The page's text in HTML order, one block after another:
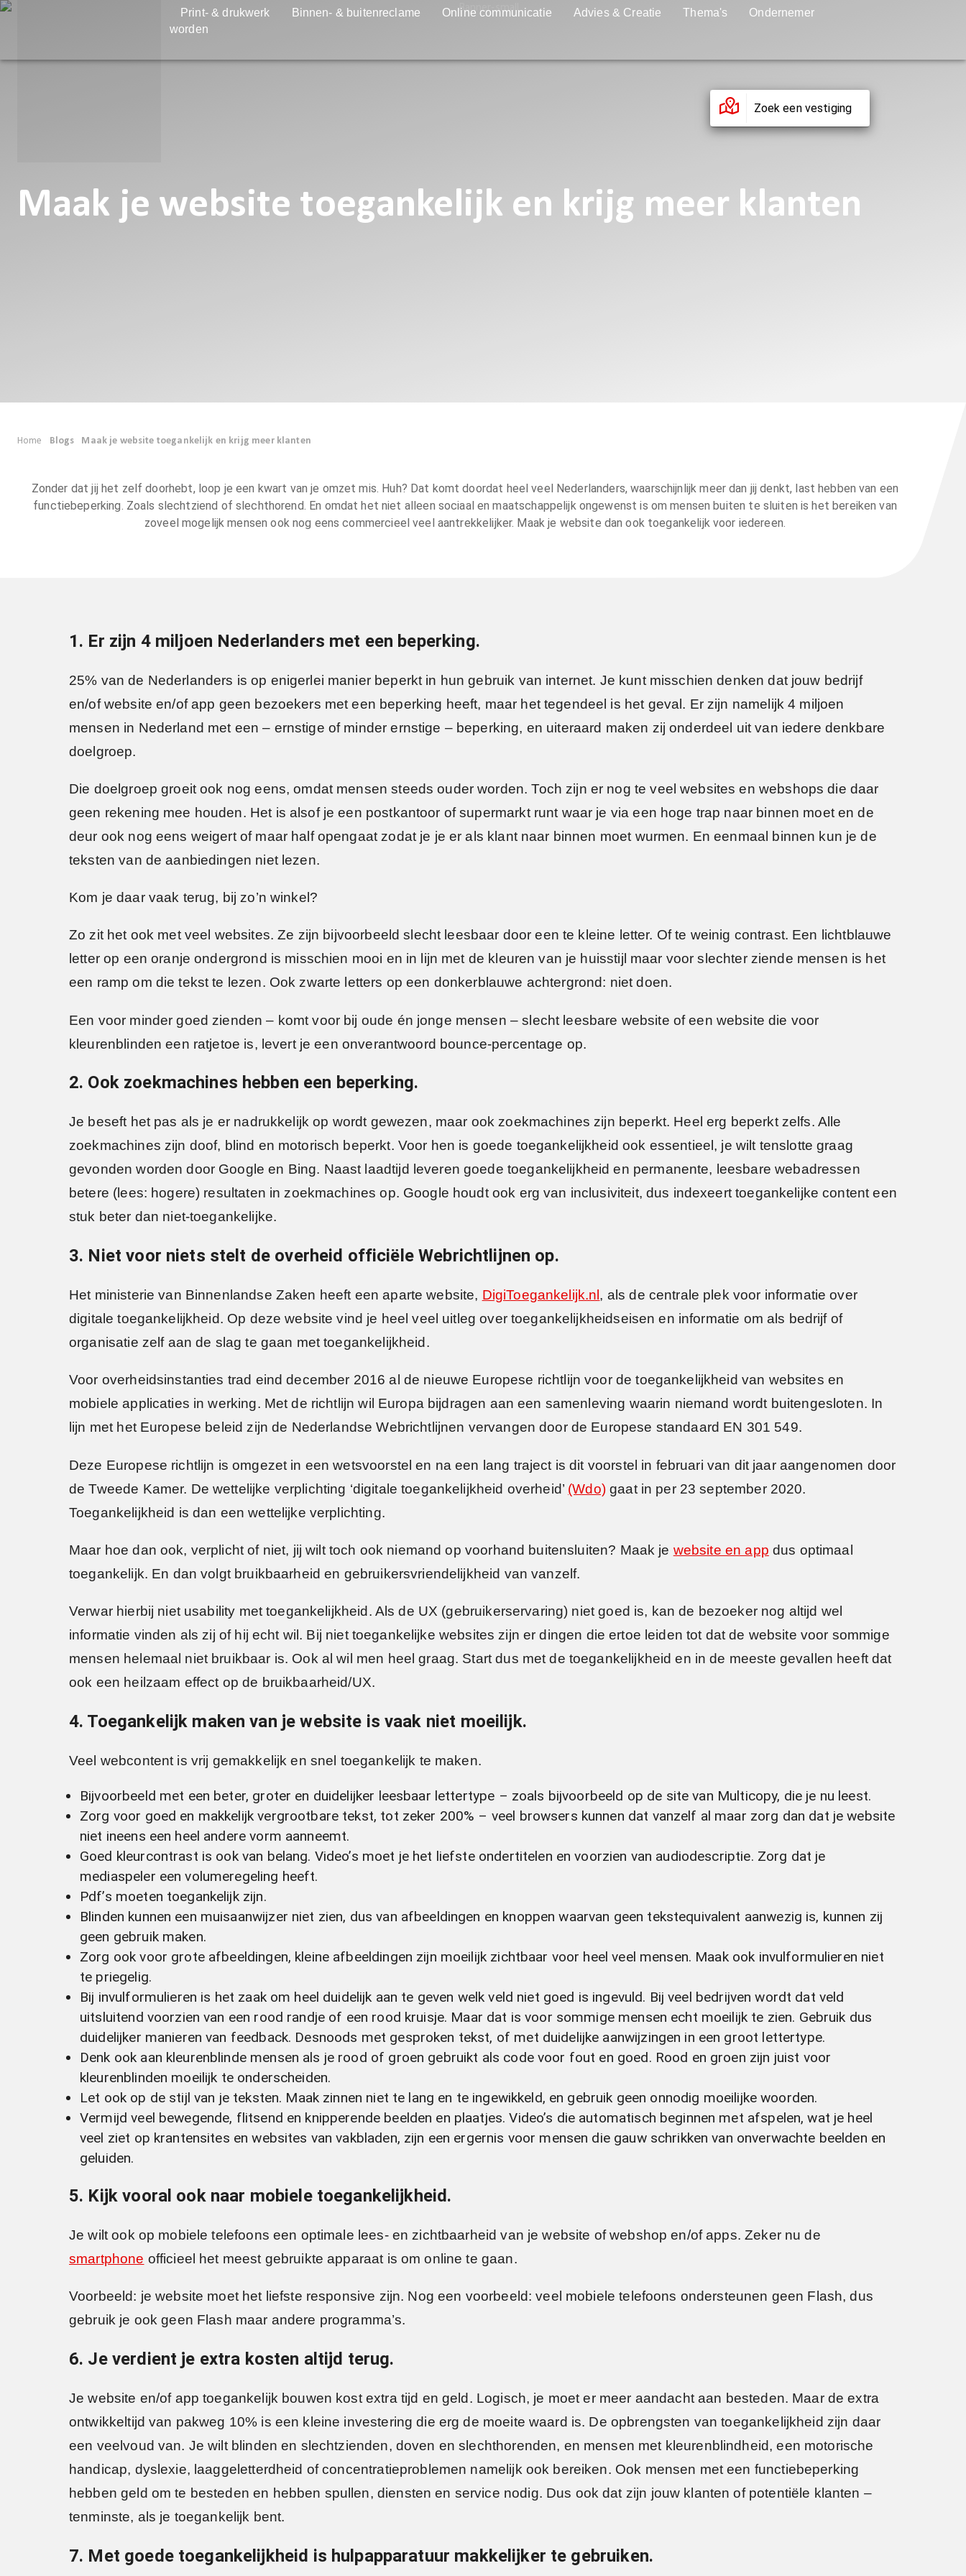
Print- & drukwerk Binnen- & buitenreclame Online communicatie Advies & Creatie Thema's
Ondernemer
worden
Zoek een vestiging
Maak je website toegankelijk en krijg meer klanten
Home Blogs Maak je website toegankelijk en krijg meer klanten
Zonder dat jij het zelf doorhebt, loop je een kwart van je omzet mis. Huh? Dat komt doordat heel veel Nederlanders, waarschijnlijk meer dan jij denkt, last hebben van een
functiebeperking. Zoals slechtziend of slechthorend. En omdat het niet alleen sociaal en maatschappelijk ongewenst is om mensen buiten te sluiten is het bereiken van
zoveel mogelijk mensen ook nog eens commercieel veel aantrekkelijker. Maak je website dan ook toegankelijk voor iedereen.
1. Er zijn 4 miljoen Nederlanders met een beperking.
25% van de Nederlanders is op enigerlei manier beperkt in hun gebruik van internet. Je kunt misschien denken dat jouw bedrijf
en/of website en/of app geen bezoekers met een beperking heeft, maar het tegendeel is het geval. Er zijn namelijk 4 miljoen
mensen in Nederland met een – ernstige of minder ernstige – beperking, en uiteraard maken zij onderdeel uit van iedere denkbare
doelgroep.
Die doelgroep groeit ook nog eens, omdat mensen steeds ouder worden. Toch zijn er nog te veel websites en webshops die daar
geen rekening mee houden. Het is alsof je een postkantoor of supermarkt runt waar je via een hoge trap naar binnen moet en de
deur ook nog eens weigert of maar half opengaat zodat je je er als klant naar binnen moet wurmen. En eenmaal binnen kun je de
teksten van de aanbiedingen niet lezen.
Kom je daar vaak terug, bij zo’n winkel?
Zo zit het ook met veel websites. Ze zijn bijvoorbeeld slecht leesbaar door een te kleine letter. Of te weinig contrast. Een lichtblauwe
letter op een oranje ondergrond is misschien mooi en in lijn met de kleuren van je huisstijl maar voor slechter ziende mensen is het
een ramp om die tekst te lezen. Ook zwarte letters op een donkerblauwe achtergrond: niet doen.
Een voor minder goed zienden – komt voor bij oude én jonge mensen – slecht leesbare website of een website die voor
kleurenblinden een ratjetoe is, levert je een onverantwoord bounce-percentage op.
2. Ook zoekmachines hebben een beperking.
Je beseft het pas als je er nadrukkelijk op wordt gewezen, maar ook zoekmachines zijn beperkt. Heel erg beperkt zelfs. Alle
zoekmachines zijn doof, blind en motorisch beperkt. Voor hen is goede toegankelijkheid ook essentieel, je wilt tenslotte graag
gevonden worden door Google en Bing. Naast laadtijd leveren goede toegankelijkheid en permanente, leesbare webadressen
betere (lees: hogere) resultaten in zoekmachines op. Google houdt ook erg van inclusiviteit, dus indexeert toegankelijke content een
stuk beter dan niet-toegankelijke.
3. Niet voor niets stelt de overheid officiële Webrichtlijnen op.
Het ministerie van Binnenlandse Zaken heeft een aparte website, DigiToegankelijk.nl , als de centrale plek voor informatie over
digitale toegankelijkheid. Op deze website vind je heel veel uitleg over toegankelijkheidseisen en informatie om als bedrijf of
organisatie zelf aan de slag te gaan met toegankelijkheid.
Voor overheidsinstanties trad eind december 2016 al de nieuwe Europese richtlijn voor de toegankelijkheid van websites en
mobiele applicaties in werking. Met de richtlijn wil Europa bijdragen aan een samenleving waarin niemand wordt buitengesloten. In
lijn met het Europese beleid zijn de Nederlandse Webrichtlijnen vervangen door de Europese standaard EN 301 549.
Deze Europese richtlijn is omgezet in een wetsvoorstel en na een lang traject is dit voorstel in februari van dit jaar aangenomen door
de Tweede Kamer. De wettelijke verplichting ‘digitale toegankelijkheid overheid’ (Wdo)gaat in per 23 september 2020.
Toegankelijkheid is dan een wettelijke verplichting.
Maar hoe dan ook, verplicht of niet, jij wilt toch ook niemand op voorhand buitensluiten? Maak je website en app dus optimaal
toegankelijk. En dan volgt bruikbaarheid en gebruikersvriendelijkheid van vanzelf.
Verwar hierbij niet usability met toegankelijkheid. Als de UX (gebruikerservaring) niet goed is, kan de bezoeker nog altijd wel
informatie vinden als zij of hij echt wil. Bij niet toegankelijke websites zijn er dingen die ertoe leiden tot dat de website voor sommige
mensen helemaal niet bruikbaar is. Ook al wil men heel graag. Start dus met de toegankelijkheid en in de meeste gevallen heeft dat
ook een heilzaam effect op de bruikbaarheid/UX.
4. Toegankelijk maken van je website is vaak niet moeilijk.
Veel webcontent is vrij gemakkelijk en snel toegankelijk te maken.
Bijvoorbeeld met een beter, groter en duidelijker leesbaar lettertype – zoals bijvoorbeeld op de site van Multicopy, die je nu leest.
Zorg voor goed en makkelijk vergrootbare tekst, tot zeker 200% – veel browsers kunnen dat vanzelf al maar zorg dan dat je website
niet ineens een heel andere vorm aanneemt.
Goed kleurcontrast is ook van belang. Video’s moet je het liefste ondertitelen en voorzien van audiodescriptie. Zorg dat je
mediaspeler een volumeregeling heeft.
Pdf’s moeten toegankelijk zijn.
Blinden kunnen een muisaanwijzer niet zien, dus van afbeeldingen en knoppen waarvan geen tekstequivalent aanwezig is, kunnen zij
geen gebruik maken.
Zorg ook voor grote afbeeldingen, kleine afbeeldingen zijn moeilijk zichtbaar voor heel veel mensen. Maak ook invulformulieren niet
te priegelig.
Bij invulformulieren is het zaak om heel duidelijk aan te geven welk veld niet goed is ingevuld. Bij veel bedrijven wordt dat veld
uitsluitend voorzien van een rood randje of een rood kruisje. Maar dat is voor sommige mensen echt moeilijk te zien. Gebruik dus
duidelijker manieren van feedback. Desnoods met gesproken tekst, of met duidelijke aanwijzingen in een groot lettertype.
Denk ook aan kleurenblinde mensen als je rood of groen gebruikt als code voor fout en goed. Rood en groen zijn juist voor
kleurenblinden moeilijk te onderscheiden.
Let ook op de stijl van je teksten. Maak zinnen niet te lang en te ingewikkeld, en gebruik geen onnodig moeilijke woorden.
Vermijd veel bewegende, flitsend en knipperende beelden en plaatjes. Video’s die automatisch beginnen met afspelen, wat je heel
veel ziet op krantensites en websites van vakbladen, zijn een ergernis voor mensen die gauw schrikken van onverwachte beelden en
geluiden.
5. Kijk vooral ook naar mobiele toegankelijkheid.
Je wilt ook op mobiele telefoons een optimale lees- en zichtbaarheid van je website of webshop en/of apps. Zeker nu de
smartphone officieel het meest gebruikte apparaat is om online te gaan.
Voorbeeld: je website moet het liefste responsive zijn. Nog een voorbeeld: veel mobiele telefoons ondersteunen geen Flash, dus
gebruik je ook geen Flash maar andere programma’s.
6. Je verdient je extra kosten altijd terug.
Je website en/of app toegankelijk bouwen kost extra tijd en geld. Logisch, je moet er meer aandacht aan besteden. Maar de extra
ontwikkeltijd van pakweg 10% is een kleine investering die erg de moeite waard is. De opbrengsten van toegankelijkheid zijn daar
een veelvoud van. Je wilt blinden en slechtzienden, doven en slechthorenden, en mensen met kleurenblindheid, een motorische
handicap, dyslexie, laaggeletterdheid of concentratieproblemen namelijk ook bereiken. Ook mensen met een functiebeperking
hebben geld om te besteden en hebben spullen, diensten en service nodig. Dus ook dat zijn jouw klanten of potentiële klanten –
tenminste, als je toegankelijk bent.
7. Met goede toegankelijkheid is hulpapparatuur makkelijker te gebruiken.